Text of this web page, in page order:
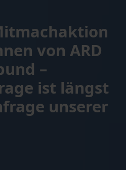
von ARD
–
ist längst
unserer